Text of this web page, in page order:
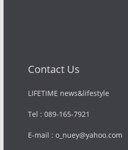
Contact Us
LIFETIME news&lifestyle
Tel : 089-165-7921
E-mail : o_nuey@yahoo.com